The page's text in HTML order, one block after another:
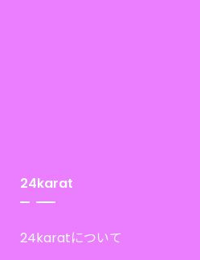
24karat
24karatについて